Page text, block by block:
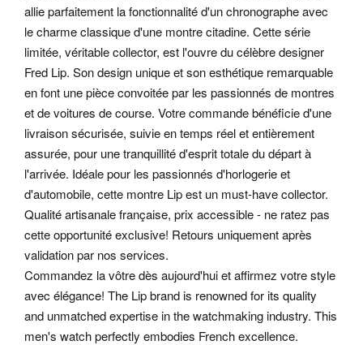
allie parfaitement la fonctionnalité d'un chronographe avec
le charme classique d'une montre citadine. Cette série
limitée, véritable collector, est l'ouvre du célèbre designer
Fred Lip. Son design unique et son esthétique remarquable
en font une pièce convoitée par les passionnés de montres
et de voitures de course. Votre commande bénéficie d'une
livraison sécurisée, suivie en temps réel et entièrement
assurée, pour une tranquillité d'esprit totale du départ à
l'arrivée. Idéale pour les passionnés d'horlogerie et
d'automobile, cette montre Lip est un must-have collector.
Qualité artisanale française, prix accessible - ne ratez pas
cette opportunité exclusive! Retours uniquement après
validation par nos services.
Commandez la vôtre dès aujourd'hui et affirmez votre style
avec élégance! The Lip brand is renowned for its quality
and unmatched expertise in the watchmaking industry. This
men's watch perfectly embodies French excellence.